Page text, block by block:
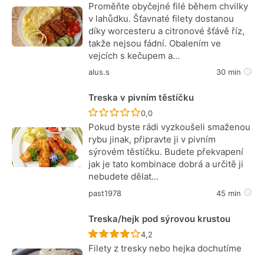
Proměňte obyčejné filé během chvilky
v lahůdku. Šťavnaté filety dostanou
díky worcesteru a citronové šťávě říz,
takže nejsou fádní. Obalením ve
vejcích s kečupem a…
alus.s 30 min
Treska v pivním těstíčku
Recept ještě nebyl hodnocen
0,0
Pokud byste rádi vyzkoušeli smaženou
rybu jinak, připravte ji v pivním
sýrovém těstíčku. Budete překvapení
jak je tato kombinace dobrá a určitě ji
nebudete dělat…
past1978 45 min
Treska/hejk pod sýrovou krustou
Recept ještě nebyl hodnocen
4,2
Filety z tresky nebo hejka dochutíme